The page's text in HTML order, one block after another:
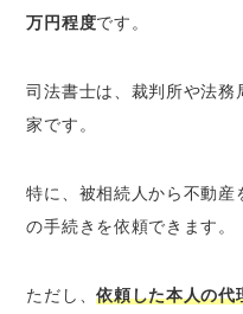
万円程度です。
司法書士は、裁判所や法務
家です。
特に、被相続人から不動
の手続きを依頼できます。
ただし、依頼した本人の代